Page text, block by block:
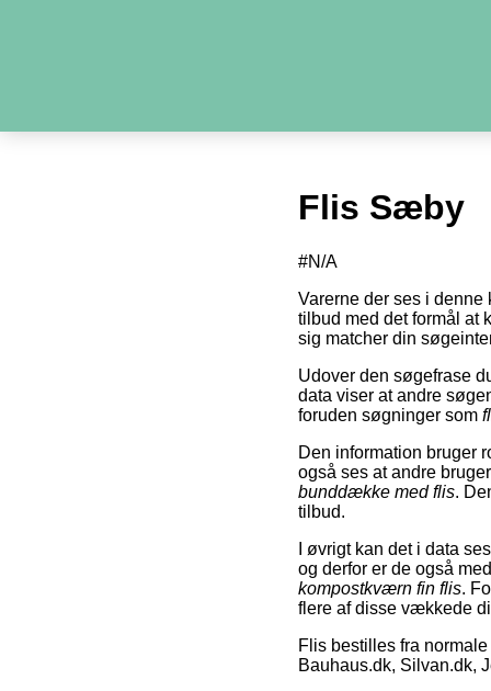
Flis Sæby
#N/A
Varerne der ses i denne
tilbud med det formål at
sig matcher din
Udover den søgefrase
data viser at andre
foruden søgninger som
Den information bruger
også ses at andre
bunddække med flis.
tilbud.
I øvrigt kan det i data
og derfor er de også
kompostkværn fin flis.
flere af disse vækkede
Flis bestilles fra
Bauhaus.dk, Silvan.dk,